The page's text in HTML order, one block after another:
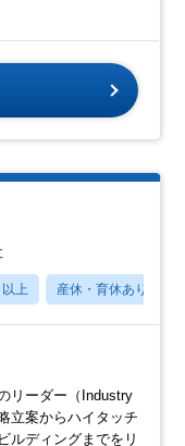
上 産休・育休あり
リーダー（Industry
立案からハイタッチ
ルディングまでをリ